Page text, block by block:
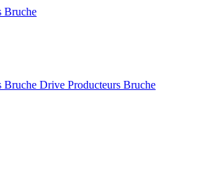
Drive Producteurs Bruche